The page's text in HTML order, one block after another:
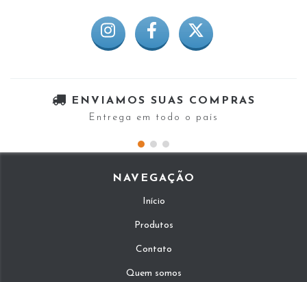
ENVIAMOS SUAS COMPRAS
Entrega em todo o país
NAVEGAÇÃO
Início
Produtos
Contato
Quem somos